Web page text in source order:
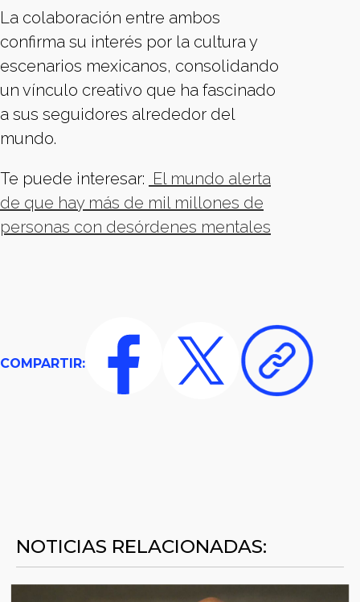
La colaboración entre ambos
confirma su interés por la cultura y
escenarios mexicanos, consolidando
un vínculo creativo que ha fascinado
a sus seguidores alrededor del
mundo.
Te puede interesar: El mundo alerta
de que hay más de mil millones de
personas con desórdenes mentales
COMPARTIR:
NOTICIAS RELACIONADAS: